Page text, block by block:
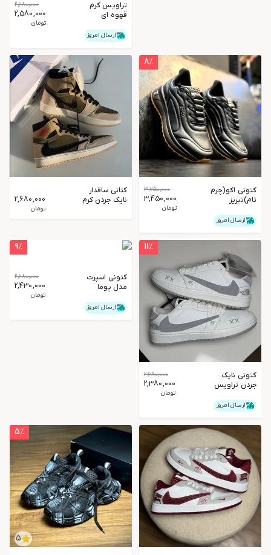
تراویس کرم
قهوه ای
2,680,000
2,580,000
تومان
ارسال امروز
8٪
کتونی اکو(چرم
تام)تبریز
3,750,000
3,450,000
تومان
ارسال امروز
کتانی ساقدار
نایک جردن کرم
2,680,000
تومان
11٪
کتونی نایک
جردن تراویس
2,680,000
2,380,000
تومان
ارسال امروز
9٪
کتونی اسپرت
مدل پوما
2,680,000
2,430,000
تومان
ارسال امروز
5٪
5